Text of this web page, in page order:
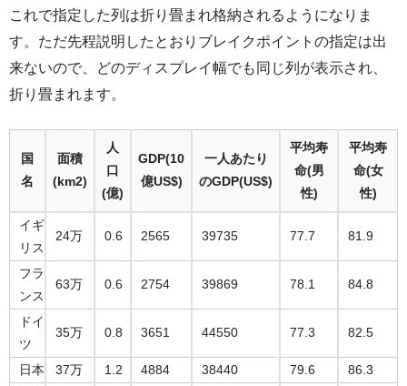
これで指定した列は折り畳まれ格納されるようになりま
す。ただ先程説明したとおりブレイクポイントの指定は出
来ないので、どのディスプレイ幅でも同じ列が表示され、
折り畳まれます。
国
名
面積
(km2)
人
口
(億)
GDP(10
億US$)
一人あたり
のGDP(US$)
平均寿
命(男
性)
平均寿
命(女
性)
イギ
リス
24万 0.6 2565 39735 77.7 81.9
フラ
ンス
63万 0.6 2754 39869 78.1 84.8
ドイ
ツ
35万 0.8 3651 44550 77.3 82.5
日本 37万 1.2 4884 38440 79.6
86.3